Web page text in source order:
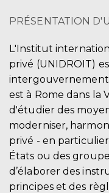
PRÉSENTATION
L'Institut
privé (UNIDROIT)
est à Rome dans la
d'étudier des
moderniser,
privé - en
États ou des
d’élaborer des
principes et des